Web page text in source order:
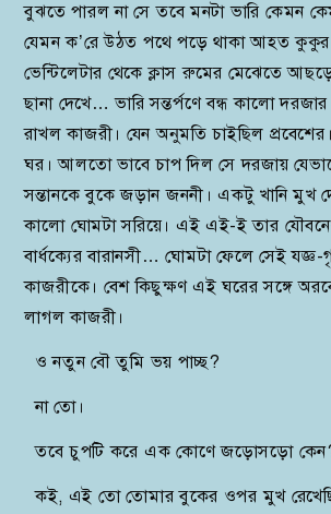
বুঝতে পারল না সে তবে মনটা ভারি কেমন
যেমন ক’রে উঠত পথে পড়ে থাকা আহত কুকুর
ভেন্টিলেটার থেকে ক্লাস রুমের মেঝেতে
ছানা দেখে… ভারি সন্তর্পণে বন্ধ কালো দরজার
রাখল কাজরী। যেন অনুমতি চাইছিল
ঘর। আলতো ভাবে চাপ দিল সে দরজায়
সন্তানকে বুকে জড়ান জননী। একটু খানি মুখ
কালো ঘোমটা সরিয়ে। এই এই-ই তার
বার্ধক্যের বারানসী… ঘোমটা ফেলে সেই
কাজরীকে। বেশ কিছুক্ষণ এই ঘরের সঙ্গে
লাগল কাজরী।
ও নতুন বৌ তুমি ভয় পাচ্ছ?
না তো।
তবে চুপটি করে এক কোণে জড়োসড়ো
কই, এই তো তোমার বুকের ওপর মুখ